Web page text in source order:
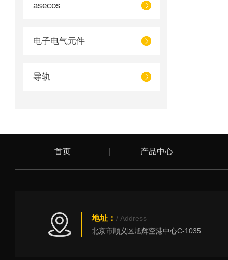
asecos
电子电气元件
导轨
首页 产品中心
地址： / Address
北京市顺义区旭辉空港中心C-1035